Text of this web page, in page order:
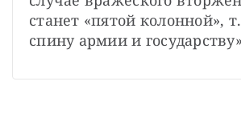
станет «пятой колонной»,
спину армии и